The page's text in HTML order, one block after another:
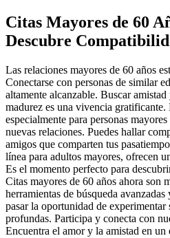
Citas Mayores de 60
Descubre
Las relaciones mayores de 60 años
Conectarse con personas de similar
altamente alcanzable. Buscar
madurez es una vivencia gratificante.
especialmente para personas
nuevas relaciones. Puedes hallar
amigos que comparten tus
línea para adultos mayores, ofrecen
Es el momento perfecto para
Citas mayores de 60 años ahora son
herramientas de búsqueda
pasar la oportunidad de experimentar
profundas. Participa y conecta con
Encuentra el amor y la amistad en un